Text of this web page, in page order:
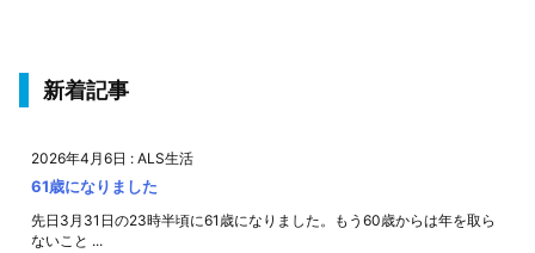
新着記事
2026年4月6日 : ALS生活
61歳になりました
先日3月31日の23時半頃に61歳になりました。もう60歳からは年を取ら
ないこと ...